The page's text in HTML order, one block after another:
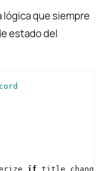
lógica que siempre
estado del
if